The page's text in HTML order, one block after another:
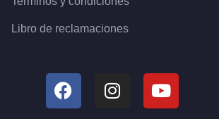
Libro de reclamaciones